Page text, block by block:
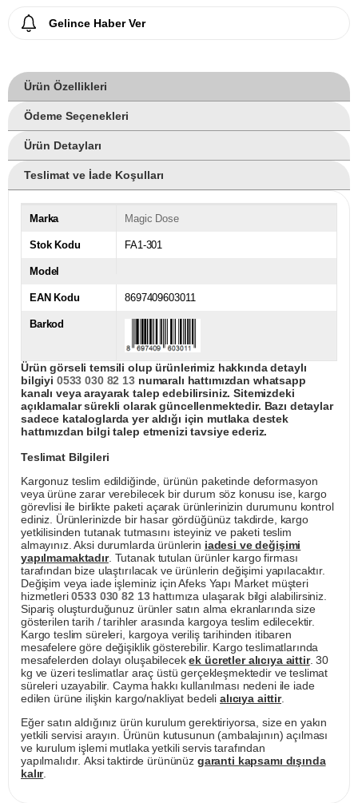
Gelince Haber Ver
Ürün Özellikleri
Ödeme Seçenekleri
Ürün Detayları
Teslimat ve İade Koşulları
Marka Magic Dose
Stok Kodu FA1-301
Model
EAN Kodu 8697409603011
Barkod
Ürün görseli temsili olup ürünlerimiz hakkında detaylı
bilgiyi 0533 030 82 13numaralı hattımızdan whatsapp
kanalı veya arayarak talep edebilirsiniz. Sitemizdeki
açıklamalar sürekli olarak güncellenmektedir. Bazı detaylar
sadece kataloglarda yer aldığı için mutlaka destek
hattımızdan bilgi talep etmenizi tavsiye ederiz.
Teslimat Bilgileri
Kargonuz teslim edildiğinde, ürünün paketinde deformasyon
veya ürüne zarar verebilecek bir durum söz konusu ise, kargo
görevlisi ile birlikte paketi açarak ürünlerinizin durumunu kontrol
ediniz. Ürünlerinizde bir hasar gördüğünüz takdirde, kargo
yetkilisinden tutanak tutmasını isteyiniz ve paketi teslim
almayınız. Aksi durumlarda ürünlerin iadesi ve değişimi
yapılmamaktadır. Tutanak tutulan ürünler kargo firması
tarafından bize ulaştırılacak ve ürünlerin değişimi yapılacaktır.
Değişim veya iade işleminiz için Afeks Yapı Market müşteri
hizmetleri0533 030 82 13hattımıza ulaşarak bilgi alabilirsiniz.
Sipariş oluşturduğunuz ürünler satın alma ekranlarında size
gösterilen tarih / tarihler arasında kargoya teslim edilecektir.
Kargo teslim süreleri, kargoya veriliş tarihinden itibaren
mesafelere göre değişiklik gösterebilir. Kargo teslimatlarında
mesafelerden dolayı oluşabilecekek ücretler alıcıya aittir. 30
kg ve üzeri teslimatlar araç üstü gerçekleşmektedir ve teslimat
süreleri uzayabilir. Cayma hakkı kullanılması nedeni ile iade
edilen ürüne ilişkin kargo/nakliyat bedeli alıcıya aittir.
Eğer satın aldığınız ürün kurulum gerektiriyorsa, size en yakın
yetkili servisi arayın. Ürünün kutusunun (ambalajının) açılması
ve kurulum işlemi mutlaka yetkili servis tarafından
yapılmalıdır. Aksi taktirde ürününüz garanti kapsamı dışında
kalır.